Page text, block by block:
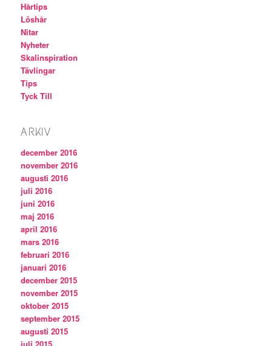
Hårtips
Löshår
Nitar
Nyheter
Skalinspiration
Tävlingar
Tips
Tyck Till
ARKIV
december 2016
november 2016
augusti 2016
juli 2016
juni 2016
maj 2016
april 2016
mars 2016
februari 2016
januari 2016
december 2015
november 2015
oktober 2015
september 2015
augusti 2015